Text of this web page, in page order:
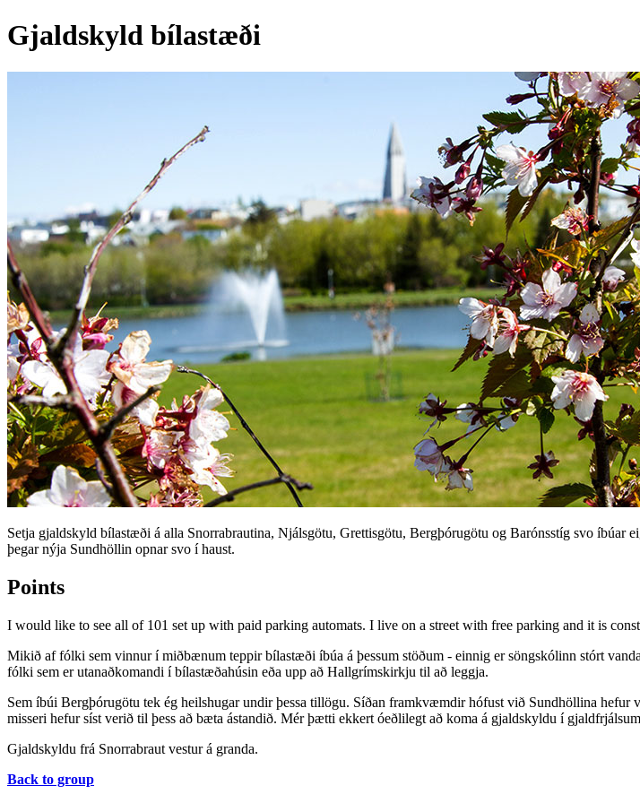
Gjaldskyld bílastæði
Setja gjaldskyld bílastæði á alla Snorrabrautina, Njálsgötu, Grettisgötu, Bergþórugötu og Barónsstíg svo
þegar nýja Sundhöllin opnar svo í haust.
Points
I would like to see all of 101 set up with paid parking automats. I live on a street with free parking and it is
Mikið af fólki sem vinnur í miðbænum teppir bílastæði íbúa á þessum stöðum - einnig er söngskólinn stórt
fólki sem er utanaðkomandi í bílastæðahúsin eða upp að Hallgrímskirkju til að leggja.
Sem íbúi Bergþórugötu tek ég heilshugar undir þessa tillögu. Síðan framkvæmdir hófust við Sundhöllina
misseri hefur síst verið til þess að bæta ástandið. Mér þætti ekkert óeðlilegt að koma á gjaldskyldu í
Gjaldskyldu frá Snorrabraut vestur á granda.
Back to group